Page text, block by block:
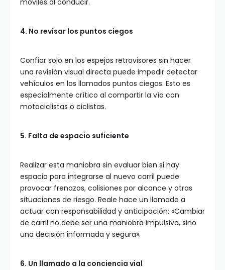
móviles al conducir.
4. No revisar los puntos ciegos
Confiar solo en los espejos retrovisores sin hacer
una revisión visual directa puede impedir detectar
vehículos en los llamados puntos ciegos. Esto es
especialmente crítico al compartir la vía con
motociclistas o ciclistas.
5. Falta de espacio suficiente
Realizar esta maniobra sin evaluar bien si hay
espacio para integrarse al nuevo carril puede
provocar frenazos, colisiones por alcance y otras
situaciones de riesgo. Reale hace un llamado a
actuar con responsabilidad y anticipación: «Cambiar
de carril no debe ser una maniobra impulsiva, sino
una decisión informada y segura».
6. Un llamado a la conciencia vial